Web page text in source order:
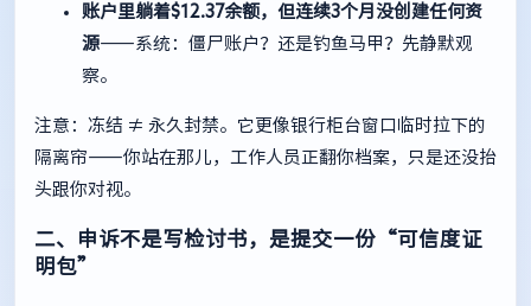
账户里躺着$12.37余额，但连续3个月没创建任何资
源——系统：僵尸账户？还是钓鱼马甲？先静默观
察。
注意：冻结 ≠ 永久封禁。它更像银行柜台窗口临时拉下的
隔离帘——你站在那儿，工作人员正翻你档案，只是还没抬
头跟你对视。
二、申诉不是写检讨书，是提交一份“可信度证
明包”